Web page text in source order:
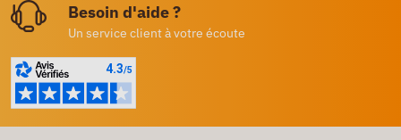
Besoin d'aide ?
Un service client à votre écoute